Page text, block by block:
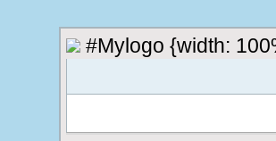
#Mylogo {width: